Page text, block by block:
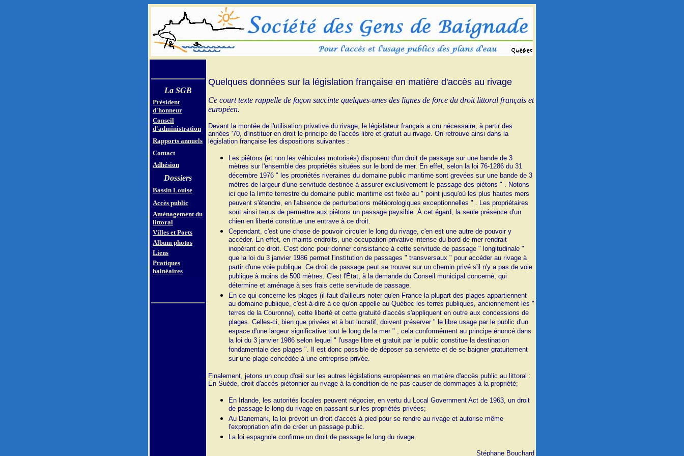
La SGB
Président
d'honneur
Conseil
d'administration
Rapports annuels
Contact
Adhésion
Dossiers
Bassin Louise
Accès public
Aménagement du
littoral
Villes et Ports
Album photos
Liens
Pratiques
balnéaires
Quelques données sur la législation française en matière d'accès au rivage
Ce court texte rappelle de façon succinte quelques-unes des lignes de force du droit littoral français et
européen.
Devant la montée de l'utilisation privative du rivage, le législateur français a cru nécessaire, à partir des
années '70, d'instituer en droit le principe de l'accès libre et gratuit au rivage. On retrouve ainsi dans la
législation française les dispositions suivantes :
Les piétons (et non les véhicules motorisés) disposent d'un droit de passage sur une bande de 3
mètres sur l'ensemble des propriétés situées sur le bord de mer. En effet, selon la loi 76-1286 du 31
décembre 1976 " les propriétés riveraines du domaine public maritime sont grevées sur une bande de 3
mètres de largeur d'une servitude destinée à assurer exclusivement le passage des piétons " . Notons
ici que la limite terrestre du domaine public maritime est fixée au " point jusqu'où les plus hautes mers
peuvent s'étendre, en l'absence de perturbations météorologiques exceptionnelles " . Les propriétaires
sont ainsi tenus de permettre aux piétons un passage paysible. À cet égard, la seule présence d'un
chien en liberté constitue une entrave à ce droit.
Cependant, c'est une chose de pouvoir circuler le long du rivage, c'en est une autre de pouvoir y
accéder. En effet, en maints endroits, une occupation privative intense du bord de mer rendrait
inopérant ce droit. C'est donc pour donner consistance à cette servitude de passage " longitudinale "
que la loi du 3 janvier 1986 permet l'institution de passages " transversaux " pour accéder au rivage à
partir d'une voie publique. Ce droit de passage peut se trouver sur un chemin privé s'il n'y a pas de voie
publique à moins de 500 mètres. C'est l'État, à la demande du Conseil municipal concerné, qui
détermine et aménage à ses frais cette servitude de passage.
En ce qui concerne les plages (il faut d'ailleurs noter qu'en France la plupart des plages appartiennent
au domaine publique, c'est-à-dire à ce qu'on appelle au Québec les terres publiques, anciennement les "
terres de la Couronne), cette liberté et cette gratuité d'accès s'appliquent en outre aux concessions de
plages. Celles-ci, bien que privées et à but lucratif, doivent préserver " le libre usage par le public d'un
espace d'une largeur significative tout le long de la mer " , cela conformément au principe énoncé dans
la loi du 3 janvier 1986 selon lequel " l'usage libre et gratuit par le public constitue la destination
fondamentale des plages ". Il est donc possible de déposer sa serviette et de se baigner gratuitement
sur une plage concédée à une entreprise privée.
Finalement, jetons un coup d'œil sur les autres législations européennes en matière d'accès public au littoral :
En Suède, droit d'accès piétonnier au rivage à la condition de ne pas causer de dommages à la propriété;
En Irlande, les autorités locales peuvent négocier, en vertu du Local Government Act de 1963, un droit
de passage le long du rivage en passant sur les propriétés privées;
Au Danemark, la loi prévoit un droit d'accès à pied pour se rendre au rivage et autorise même
l'expropriation afin de créer un passage public.
La loi espagnole confirme un droit de passage le long du rivage.
Stéphane Bouchard